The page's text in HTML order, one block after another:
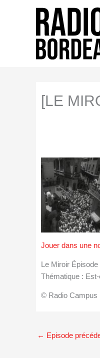
[LE
Jouer dans une
Le Miroir Épisode
Thématique :
© Radio Campus
← Episode